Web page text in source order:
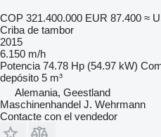
COP 321.400.000 EUR 87.400 ≈
Criba de tambor
2015
6.150 m/h
Potencia 74.78 Hp (54.97 kW)
depósito 5 m³
Alemania, Geestland
Maschinenhandel J. Wehrmann
Contacte con el vendedor